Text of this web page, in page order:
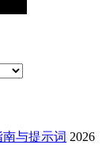
南与提示词 2026